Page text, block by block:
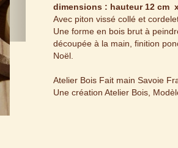
dimensions : hauteur 12 cm
Avec piton vissé collé et
Une forme en bois brut à
découpée à la main, finition
Noël.
Atelier Bois Fait main Savoie
Une création Atelier Bois,